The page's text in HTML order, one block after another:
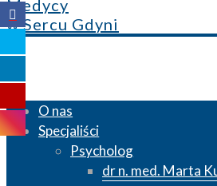
Medycy
w Sercu Gdyni
O nas
Specjaliści
Psycholog
dr n. med. Marta